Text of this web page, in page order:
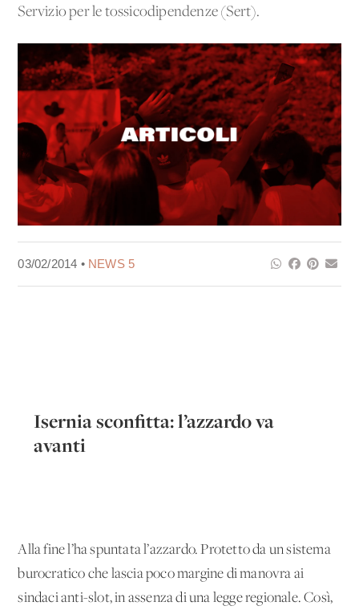
Servizio per le tossicodipendenze (Sert).
03/02/2014 • NEWS 5
Isernia sconfitta: l’azzardo va
avanti
Alla fine l’ha spuntata l’azzardo. Pro­tetto da un sistema
burocratico che lascia poco margine di manovra ai
sindaci anti-slot, in assenza di una legge re­gionale. Così,